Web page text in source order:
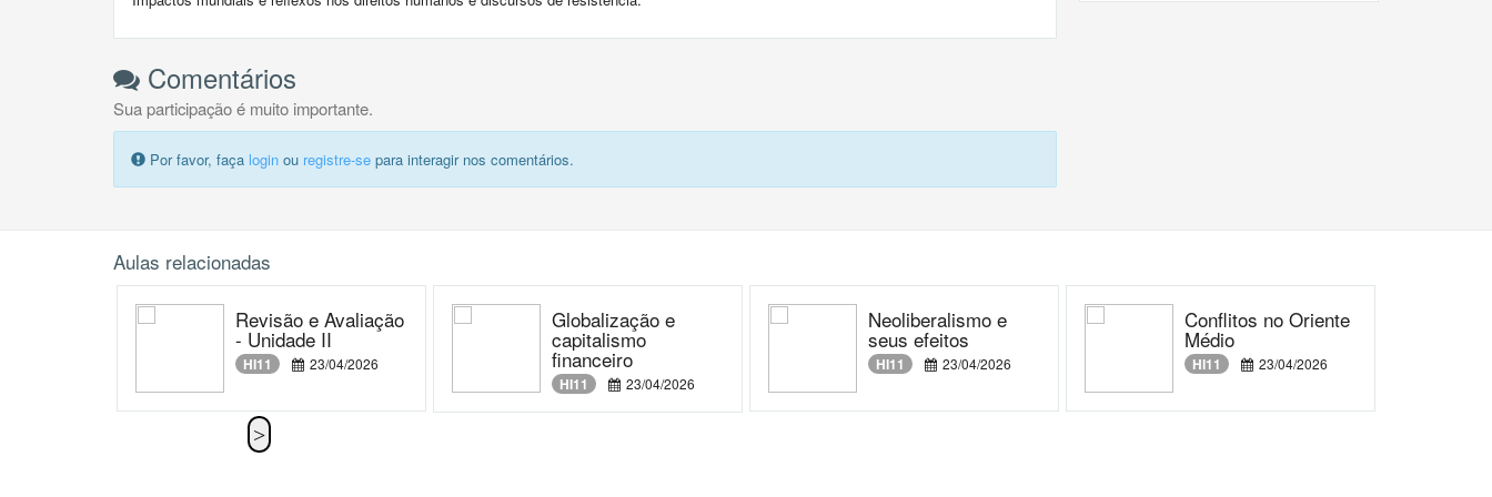
Comentários
Sua participação é muito importante.
Por favor, faça login ou registre-se para interagir nos comentários.
Aulas relacionadas
Revisão e Avaliação
- Unidade II
HI11 23/04/2026
Globalização e
capitalismo
financeiro
HI11 23/04/2026
Neoliberalismo e
seus efeitos
HI11 23/04/2026
Conflitos no Oriente
Médio
HI11 23/04/2026